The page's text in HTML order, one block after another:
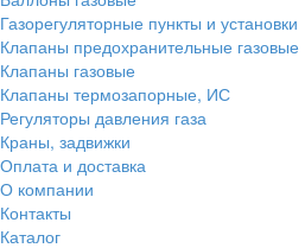
Газорегуляторные пункты и установки
Клапаны предохранительные газовые
Клапаны газовые
Клапаны термозапорные, ИС
Регуляторы давления газа
Краны, задвижки
Оплата и доставка
О компании
Контакты
Каталог